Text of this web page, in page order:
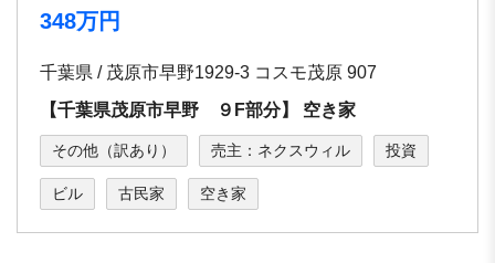
348万円
千葉県 / 茂原市早野1929-3 コスモ茂原 907
【千葉県茂原市早野 ９F部分】 空き家
その他（訳あり） 売主：ネクスウィル 投資
ビル 古民家 空き家